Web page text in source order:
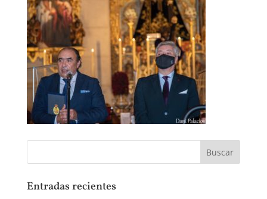
Entradas recientes